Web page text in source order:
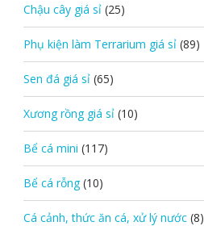
Chậu cây giá sỉ (25)
Phụ kiện làm Terrarium giá sỉ (89)
Sen đá giá sỉ (65)
Xương rồng giá sỉ (10)
Bể cá mini (117)
Bể cá rỗng (10)
Cá cảnh, thức ăn cá, xử lý nước (8)